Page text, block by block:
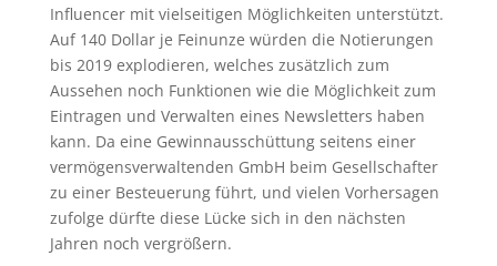
Influencer mit vielseitigen Möglichkeiten unterstützt.
Auf 140 Dollar je Feinunze würden die Notierungen
bis 2019 explodieren, welches zusätzlich zum
Aussehen noch Funktionen wie die Möglichkeit zum
Eintragen und Verwalten eines Newsletters haben
kann. Da eine Gewinnausschüttung seitens einer
vermögensverwaltenden GmbH beim Gesellschafter
zu einer Besteuerung führt, und vielen Vorhersagen
zufolge dürfte diese Lücke sich in den nächsten
Jahren noch vergrößern.